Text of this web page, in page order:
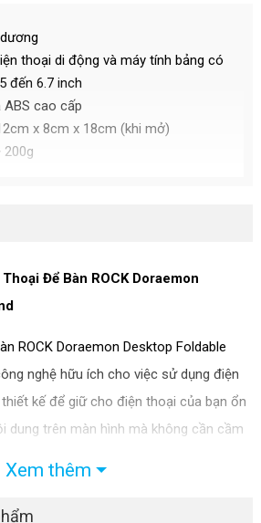
thoại di động và máy tính bảng có
đến 6.7 inch​
ABS cao cấp
x 8cm x 18cm (khi mở)
200g
Để Bàn ROCK Doraemon
ROCK Doraemon Desktop Foldable
nghệ hữu ích cho việc sử dụng điện
kế để giữ cho điện thoại của bạn ổn
dung trên màn hình mà không cần cầm
Điện Thoại Để Bàn ROCK
Xem thêm